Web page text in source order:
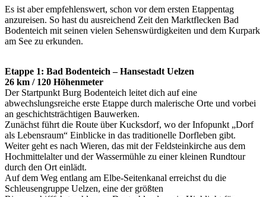
Es ist aber empfehlenswert, schon vor dem ersten Etappentag
anzureisen. So hast du ausreichend Zeit den Marktflecken Bad
Bodenteich mit seinen vielen Sehenswürdigkeiten und dem Kurpark
am See zu erkunden.
Etappe 1: Bad Bodenteich – Hansestadt Uelzen
26 km / 120 Höhenmeter
Der Startpunkt Burg Bodenteich leitet dich auf eine
abwechslungsreiche erste Etappe durch malerische Orte und vorbei
an geschichtsträchtigen Bauwerken.
Zunächst führt die Route über Kucksdorf, wo der Infopunkt „Dorf
als Lebensraum“ Einblicke in das traditionelle Dorfleben gibt.
Weiter geht es nach Wieren, das mit der Feldsteinkirche aus dem
Hochmittelalter und der Wassermühle zu einer kleinen Rundtour
durch den Ort einlädt.
Auf dem Weg entlang am Elbe-Seitenkanal erreichst du die
Schleusengruppe Uelzen, eine der größten